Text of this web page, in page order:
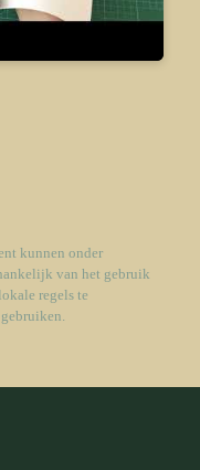
kunnen onder
van het gebruik
regels te